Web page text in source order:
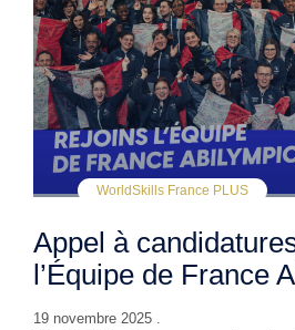
WorldSkills France PLUS
Appel à
l’Équipe de France
19 novembre 2025 .